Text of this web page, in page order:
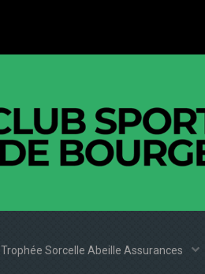
Trophée Sorcelle Abeille Assurances